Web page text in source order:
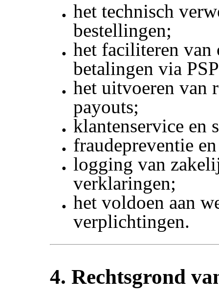
het technisch
bestellingen;
het faciliteren van
betalingen via
het uitvoeren van
payouts;
klantenservice en
fraudepreventie
logging van
verklaringen;
het voldoen aan
verplichtingen.
4. Rechtsgrond